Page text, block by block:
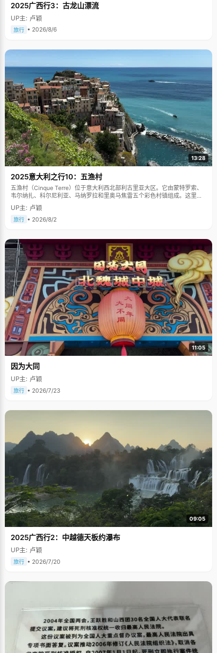
2025广西行3：古龙山漂流
UP主: 卢颖
旅行 • 2026/8/6
13:28
2025意大利之行10：五渔村
五渔村（Cinque Terre）位于意大利西北部利古里亚大区。它由蒙特罗索、
韦尔纳扎、科尔尼利亚、马纳罗拉和里奥马焦雷五个彩色村镇组成。这里依
山傍海，房屋色彩斑斓，1997年被列为世界文化遗产。
UP主: 卢颖
旅行 • 2026/8/2
11:05
因为大同
UP主: 卢颖
旅行 • 2026/7/23
09:05
2025广西行2：中越德天板约瀑布
UP主: 卢颖
旅行 • 2026/7/20